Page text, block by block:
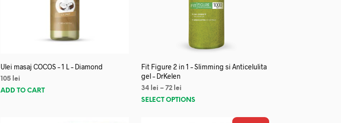
Ulei masaj COCOS – 1 L – Diamond
105 lei
ADD TO CART
Fit Figure 2 in 1 – Slimming si Anticelulita
gel – DrKelen
34 lei – 72 lei
SELECT OPTIONS